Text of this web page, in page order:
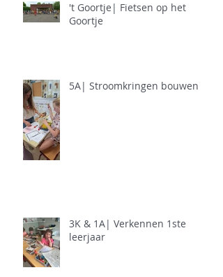
't Goortje| Fietsen op het
Goortje
5A| Stroomkringen bouwen
3K & 1A| Verkennen 1ste
leerjaar